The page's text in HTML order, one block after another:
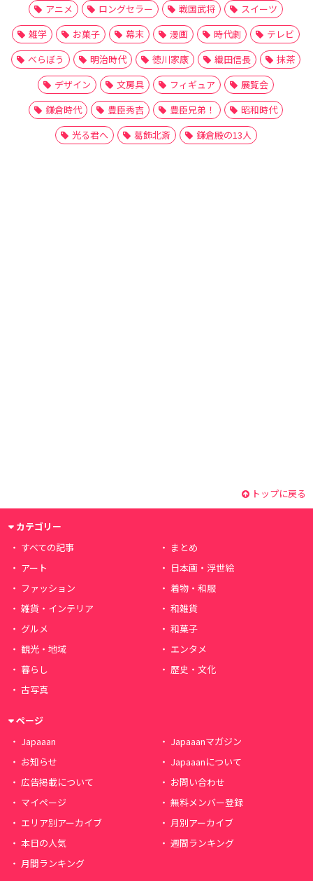
アニメ
ロングセラー 戦国武将
スイーツ
雑学
お菓子 幕末 漫画 時代劇
テレビ
べらぼう
明治時代 徳川家康 織田信長
抹茶
デザイン
文房具 フィギュア
展覧会
鎌倉時代
豊臣秀吉 豊臣兄弟！
昭和時代
光る君へ
葛飾北斎 鎌倉殿の13人
トップに戻る
カテゴリー
すべての記事
まとめ
アート
日本画・浮世絵
ファッション
着物・和服
雑貨・インテリア
和雑貨
グルメ
和菓子
観光・地域
エンタメ
暮らし
歴史・文化
古写真
ページ
Japaaan
Japaaanマガジン
お知らせ
Japaaanについて
広告掲載について
お問い合わせ
マイページ
無料メンバー登録
エリア別アーカイブ
月別アーカイブ
本日の人気
週間ランキング
月間ランキング